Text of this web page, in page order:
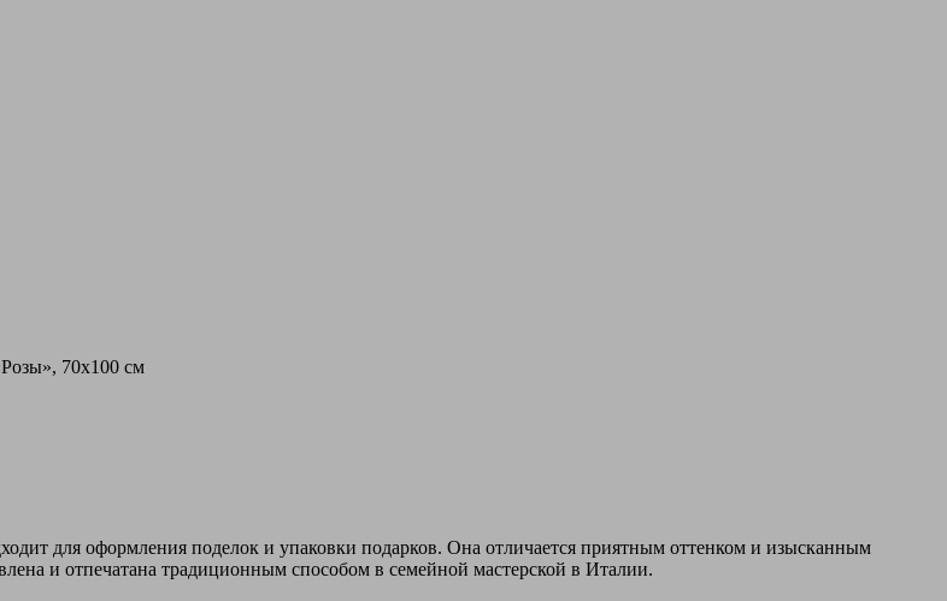
70х100 см
для оформления поделок и упаковки подарков. Она отличается приятным оттенком и изысканным
и отпечатана традиционным способом в семейной мастерской в Италии.